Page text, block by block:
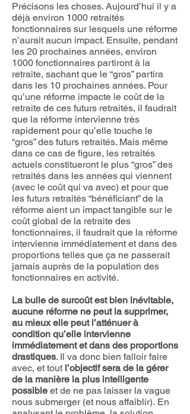
Précisons les choses. Aujourd’hui il y a
déjà environ 1000 retraités
fonctionnaires sur lesquels une réforme
n’aurait aucun impact. Ensuite, pendant
les 20 prochaines années, environ
1000 fonctionnaires partiront à la
retraite, sachant que le “gros” partira
dans les 10 prochaines années. Pour
qu’une réforme impacte le coût de la
retraite de ces futurs retraités, il faudrait
que la réforme intervienne très
rapidement pour qu’elle touche le
“gros” des futurs retraités. Mais même
dans ce cas de figure, les retraités
actuels constitueront le plus “gros” des
retraités dans les années qui viennent
(avec le coût qui va avec) et pour que
les futurs retraités “bénéficiant” de la
réforme aient un impact tangible sur le
coût global de la retraite des
fonctionnaires, il faudrait que la réforme
intervienne immédiatement et dans des
proportions telles que ça ne passerait
jamais auprès de la population des
fonctionnaires en activité.
La bulle de surcoût est bien inévitable,
aucune réforme ne peut la supprimer,
au mieux elle peut l’atténuer à
condition qu’elle intervienne
immédiatement et dans des proportions
drastiques. Il va donc bien falloir faire
avec, et tout l’objectif sera de la gérer
de la manière la plus intelligente
possible et de ne pas laisser la vague
nous submerger (et nous affaiblir). En